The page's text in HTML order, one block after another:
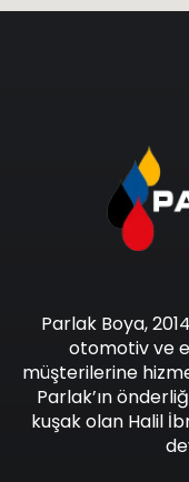
Parlak Boya,
otomotiv ve
müşterilerine
Parlak’ın
kuşak olan Halil